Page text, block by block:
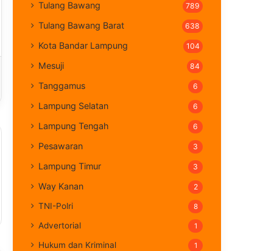
Tulang Bawang 789
Tulang Bawang Barat 638
Kota Bandar Lampung 104
Mesuji 84
Tanggamus 6
Lampung Selatan 6
Lampung Tengah 6
Pesawaran 3
Lampung Timur 3
Way Kanan 2
TNI-Polri 8
Advertorial 1
Hukum dan Kriminal 1